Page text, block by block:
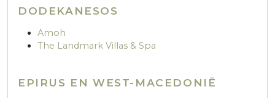
DODEKANESOS
Amoh
The Landmark Villas & Spa
EPIRUS EN WEST-MACEDONIË